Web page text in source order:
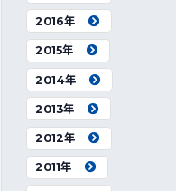
2016年
2015年
2014年
2013年
2012年
2011年